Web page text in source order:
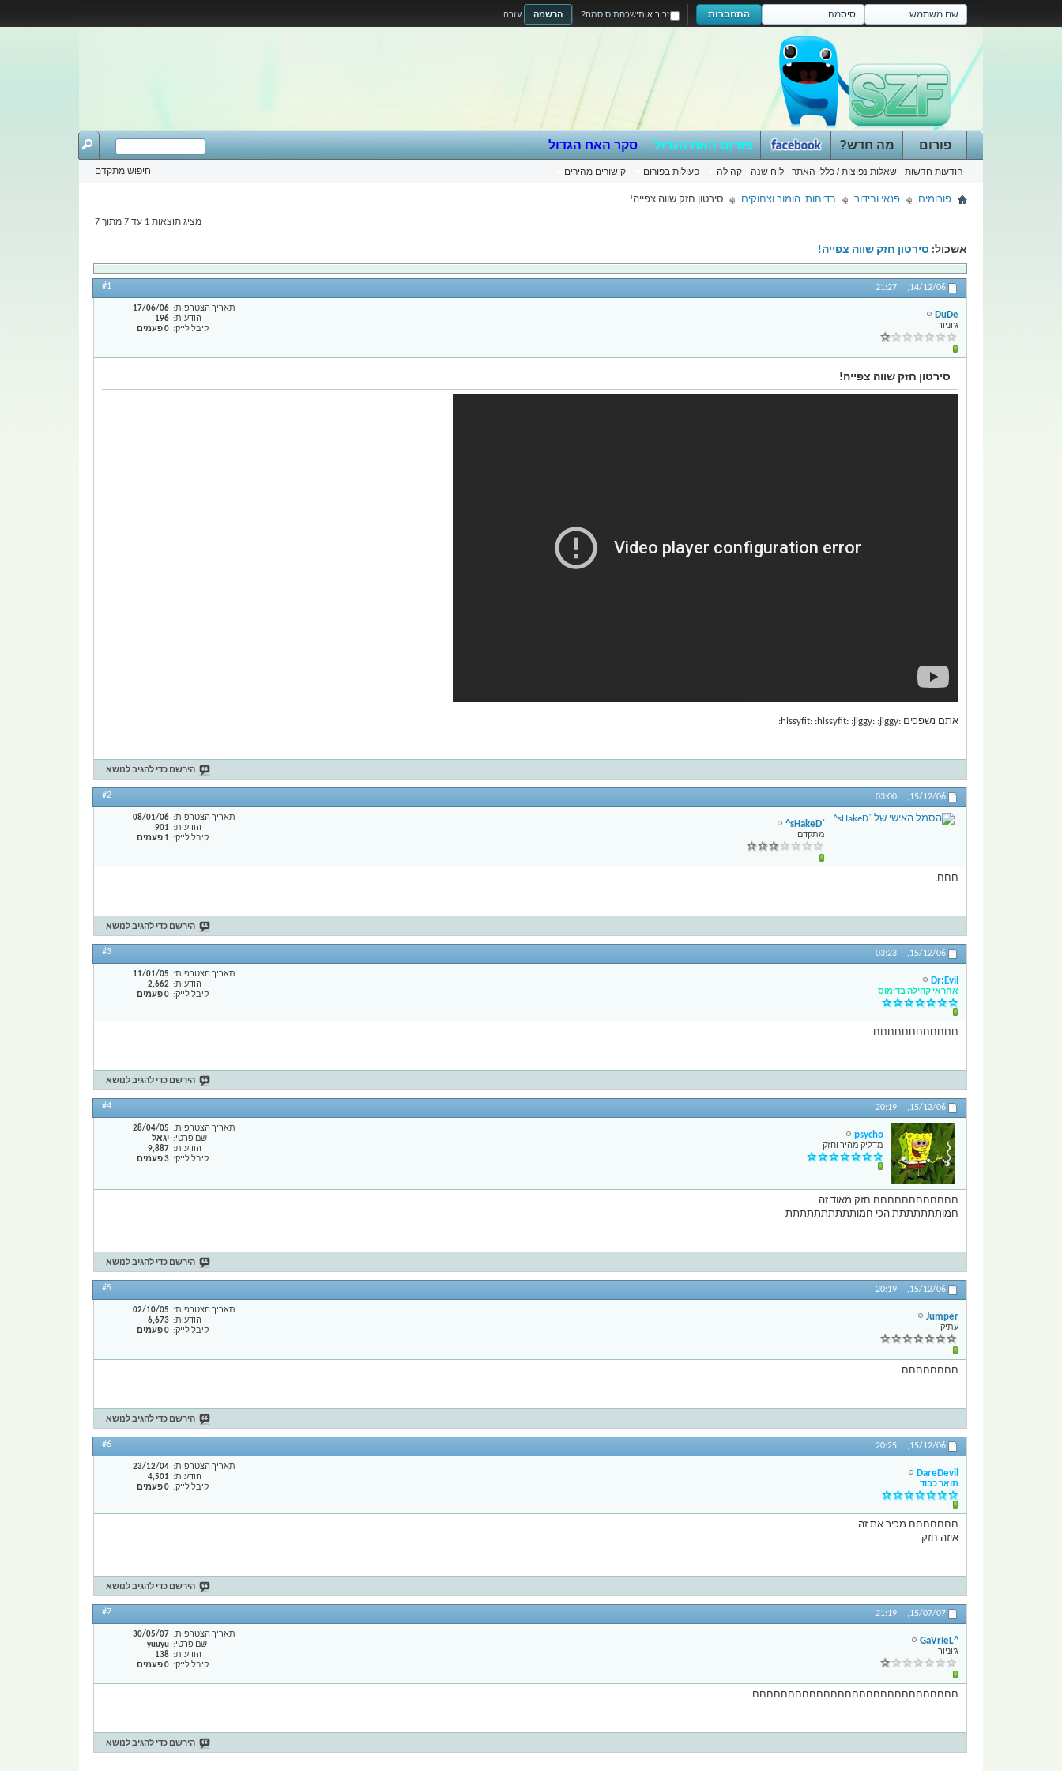
הרשמה עזרה התחברות זכור אותישכחת סיסמה?
פורום
הודעות חדשות שאלות נפוצות / כללי האתר לוח שנה קהילה פעולות בפורום קישורים מהירים
מה חדש? פורום האח הגדול סקר האח הגדול
חיפוש מתקדם
פורומים פנאי ובידור בדיחות, הומור וצחוקים סירטון חזק שווה צפייה!
מציג תוצאות 1 עד 7 מתוך 7
אשכול: סירטון חזק שווה צפייה!
14/12/06,
21:27
#1
DuDe
ג'וניור
תאריך הצטרפות
17/06/06
הודעות
196
קיבל לייק
0 פעמים
סירטון חזק שווה צפייה!
אתם נשפכים :hissyfit: :hissyfit: :jiggy: :jiggy:
הירשם כדי להגיב לנושא
15/12/06,
03:00
#2
`sHakeD^
מתקדם
תאריך הצטרפות
08/01/06
הודעות
901
קיבל לייק
1 פעמים
חחח.
הירשם כדי להגיב לנושא
15/12/06,
03:23
#3
Dr:Evil
אחראי קהילה בדימוס
תאריך הצטרפות
11/01/05
הודעות
2,662
קיבל לייק
0 פעמים
חחחחחחחחחחחח
הירשם כדי להגיב לנושא
15/12/06,
20:19
#4
psycho
מדליק מהיר וחזק
תאריך הצטרפות
28/04/05
שם פרטי
יגאל
הודעות
9,887
קיבל לייק
3 פעמים
חחחחחחחחחחחח חזק מאוד זה
חמותתתתתתת הכי חמותתתתתתתתתת
הירשם כדי להגיב לנושא
15/12/06,
20:19
#5
Jumper
עתיק
תאריך הצטרפות
02/10/05
הודעות
6,673
קיבל לייק
0 פעמים
חחחחחחחח
הירשם כדי להגיב לנושא
15/12/06,
20:25
#6
DareDevil
תואר כבוד
תאריך הצטרפות
23/12/04
הודעות
4,501
קיבל לייק
0 פעמים
חחחחחחח מכיר את זה
איזה חזק
הירשם כדי להגיב לנושא
15/07/07,
21:19
#7
^GaVrIeL
ג'וניור
תאריך הצטרפות
30/05/07
שם פרטי
yuuyu
הודעות
138
קיבל לייק
0 פעמים
חחחחחחחחחחחחחחחחחחחחחחחחחחחחח
הירשם כדי להגיב לנושא